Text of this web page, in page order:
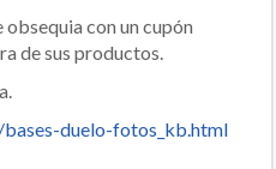
con un cupón
de sus productos.
duelo-fotos_kb.html